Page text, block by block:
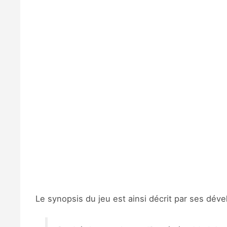
Le synopsis du jeu est ainsi décrit par ses